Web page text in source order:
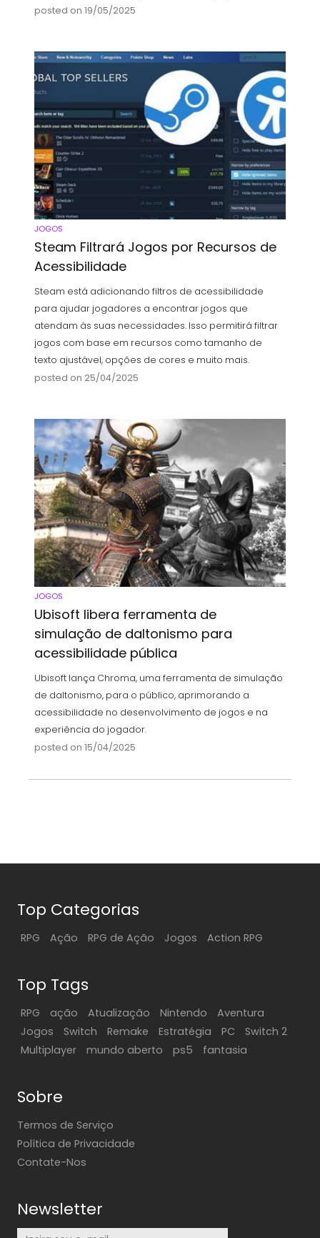
posted on 19/05/2025
JOGOS
Steam Filtrará Jogos por Recursos de
Acessibilidade
Steam está adicionando filtros de acessibilidade
para ajudar jogadores a encontrar jogos que
atendam às suas necessidades. Isso permitirá filtrar
jogos com base em recursos como tamanho de
texto ajustável, opções de cores e muito mais.
posted on 25/04/2025
JOGOS
Ubisoft libera ferramenta de
simulação de daltonismo para
acessibilidade pública
Ubisoft lança Chroma, uma ferramenta de simulação
de daltonismo, para o público, aprimorando a
acessibilidade no desenvolvimento de jogos e na
experiência do jogador.
posted on 15/04/2025
Top Categorias
RPG Ação RPG de Ação Jogos Action RPG
Top Tags
RPG ação Atualização Nintendo
Aventura
Jogos
Switch Remake Estratégia PC
Switch 2
Multiplayer
mundo aberto ps5 fantasia
Sobre
Termos de Serviço
Política de Privacidade
Contate-Nos
Newsletter